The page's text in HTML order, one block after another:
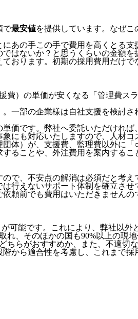
で最安値を提供しています。なぜ
あの手この手で費用を高くとる
はないか？と思うくらいの金額
おります。 初期の採用費用だけで
費）の単価が安くなる「管理費ス
一部の企業様は自社支援を検討
価です。弊社へ委託いただけれ
も対応いたしますので、人材コ
体）が、支援費、監理費以外に
ることや、外注費用を案内するこ
で、不安点の解消は必須だと考
は行えないサポート体制 を確立させ
頼前でも費用はいただきません
可能です。これにより、弊社以外
、そのほかの国も90%以上の現地
らがおすすめか、また、不適
から適合性を考慮し、これまで採